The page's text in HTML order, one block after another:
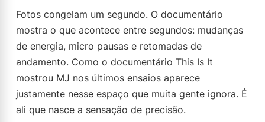
Fotos congelam um segundo. O documentário
mostra o que acontece entre segundos: mudanças
de energia, micro pausas e retomadas de
andamento. Como o documentário This Is It
mostrou MJ nos últimos ensaios aparece
justamente nesse espaço que muita gente ignora. É
ali que nasce a sensação de precisão.